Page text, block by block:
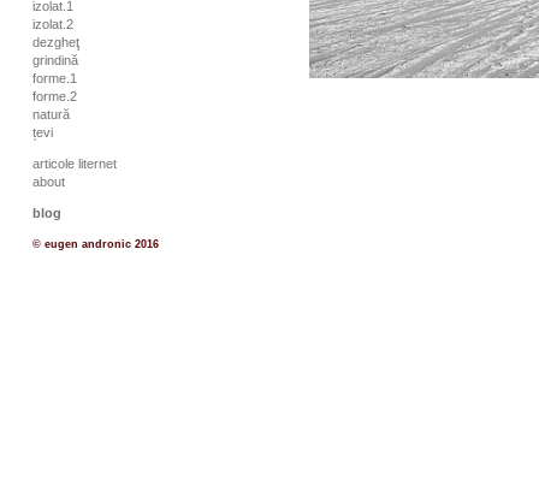
izolat.1
izolat.2
dezgheţ
grindină
forme.1
forme.2
natură
țevi
articole liternet
about
blog
© eugen andronic 2016